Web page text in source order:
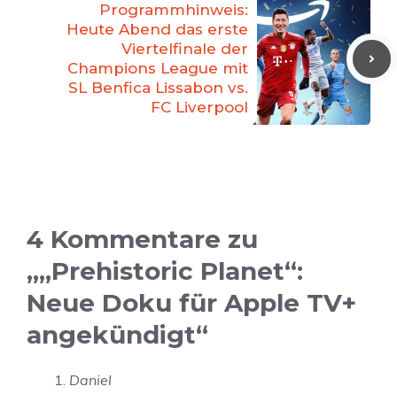
Programmhinweis:
Heute Abend das erste
Viertelfinale der
Champions League mit
SL Benfica Lissabon vs.
FC Liverpool
4 Kommentare zu
„„Prehistoric Planet“:
Neue Doku für Apple TV+
angekündigt“
Daniel